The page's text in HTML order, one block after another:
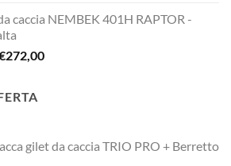
attuale
€249,00.
caccia NEMBEK 401H RAPTOR -
272,00Il
gilet da caccia TRIO PRO + Berretto